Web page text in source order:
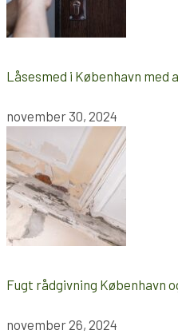
Låsesmed i København med
november 30, 2024
Fugt rådgivning København
november 26, 2024